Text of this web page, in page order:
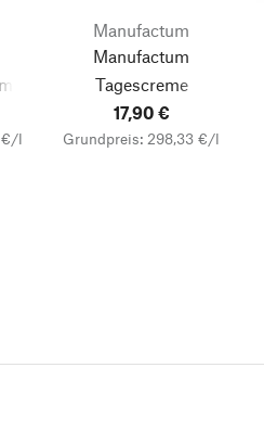
€/l
Manufactum
Manufactum
Tagescreme
17,90 €
Grundpreis: 298,33 €/l